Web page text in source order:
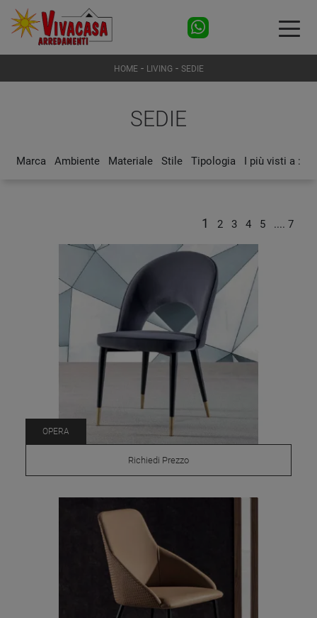
HOME- LIVING - SEDIE
SEDIE
Marca Ambiente Materiale Stile Tipologia I più visti a :
1 2 3 4 5 .... 7
OPERA
Richiedi Prezzo